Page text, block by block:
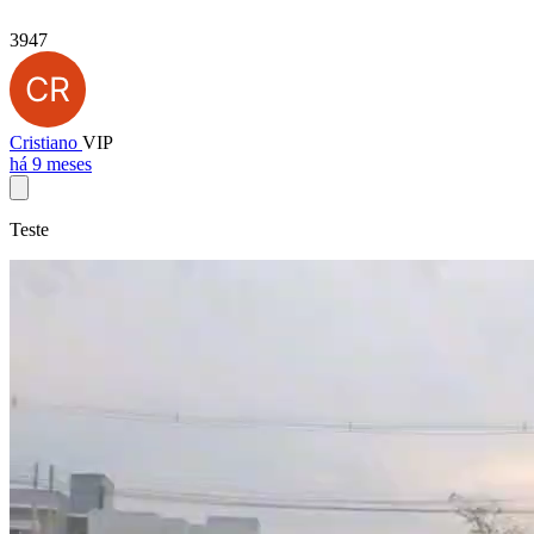
3947
Cristiano VIP
há 9 meses
Teste